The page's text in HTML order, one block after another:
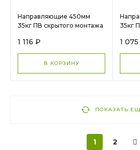
Направляющие 450мм
35кг ПВ скрытого монтажа
арт. 16261 МС 1720
1 116 ₽
В КОРЗИНУ
35кг
1
ПОКАЗАТЬ
1 2